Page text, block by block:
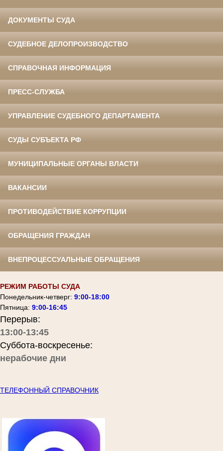
ДОКУМЕНТЫ СУДА
СУДЕБНОЕ ДЕЛОПРОИЗВОДСТВО
СПРАВОЧНАЯ ИНФОРМАЦИЯ
ПРЕСС-СЛУЖБА
УПРАВЛЕНИЕ СУДЕБНОГО ДЕПАРТАМЕНТА
СУДЫ СУБЪЕКТА РФ
МУНИЦИПАЛЬНЫЕ ОРГАНЫ ВЛАСТИ
ВАКАНСИИ
ПРОТИВОДЕЙСТВИЕ КОРРУПЦИИ
ОБРАЩЕНИЯ ГРАЖДАН
ВНЕПРОЦЕССУАЛЬНЫЕ ОБРАЩЕНИЯ
РЕЖИМ РАБОТЫ СУДА
Понедельник-четверг: 9:00-18:00
Пятница: 9:00-16:45
Перерыв:
13:00-13:45
Суббота-воскресенье:
нерабочие дни
ТЕЛЕФОННЫЙ СПРАВОЧНИК